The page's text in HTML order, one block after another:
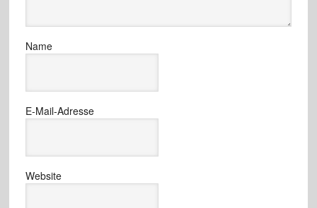
Name
E-Mail-Adresse
Website